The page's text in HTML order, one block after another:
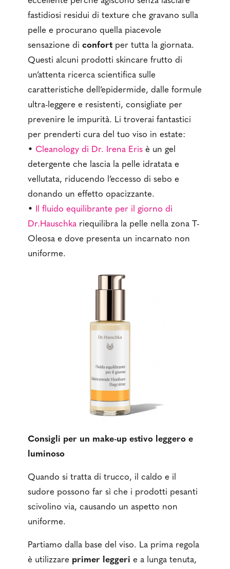
fastidiosi residui di texture che gravano sulla
pelle e procurano quella piacevole
sensazione diconfort per tutta la giornata.
Questi alcuni prodotti skincare frutto di
un’attenta ricerca scientifica sulle
caratteristiche dell’epidermide, dalle formule
ultra-leggere e resistenti, consigliate per
prevenire le impurità. Li troverai fantastici
per prenderti cura del tuo viso in estate:
• Cleanology di Dr. Irena Eris è un gel
detergente che lascia la pelle idratata e
vellutata, riducendo l’eccesso di sebo e
donando un effetto opacizzante.
•
Il fluido equilibrante per il giorno di
Dr.Hauschka riequilibra la pelle nella zona T-
Oleosa e dove presenta un incarnato non
uniforme.
Consigli per un make-up estivo leggero e
luminoso
Quando si tratta di trucco, il caldo e il
sudore possono far sì che i prodotti pesanti
scivolino via, causando un aspetto non
uniforme.
Partiamo dalla base del viso. La prima regola
è utilizzare primer leggeri e a lunga tenuta,